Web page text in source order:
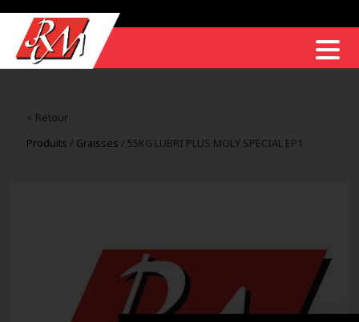
< Retour
Produits / Graisses / 55KG LUBRI PLUS MOLY SPECIAL EP1